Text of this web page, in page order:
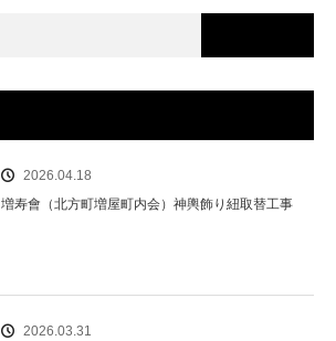
2026.04.18
増寿會（北方町増屋町内会）神輿飾り紐取替工事
2026.03.31